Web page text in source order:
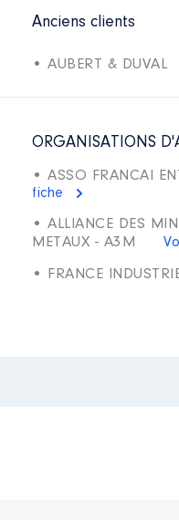
Anciens clients
• AUBERT & DUVAL
ORGANISATIONS
• ASSO FRANCAI
fiche
• ALLIANCE DES
METAUX - A3M
• FRANCE